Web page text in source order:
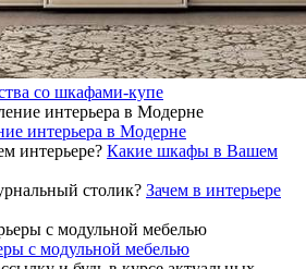
со шкафами-купе
интерьера в Модерне
Какие шкафы в Вашем
Зачем в интерьере
с модульной мебелью